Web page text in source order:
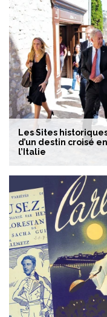
Les Sites
d’un destin croisé
l’Italie